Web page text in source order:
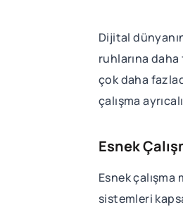
Dijital
ruhlarına
çok daha
çalışma
Esnek
Esnek
sistemleri